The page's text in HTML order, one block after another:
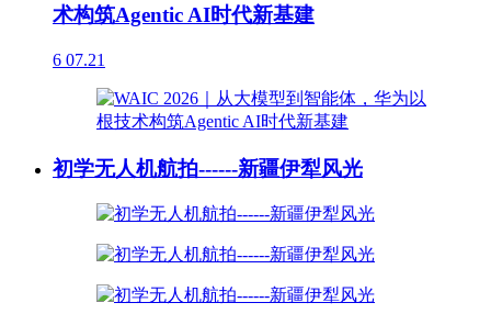
术构筑Agentic AI时代新基建
6 07.21
初学无人机航拍------新疆伊犁风光